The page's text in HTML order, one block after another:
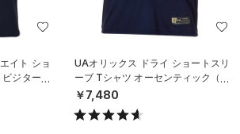
イト ショ
ジター＞
UAオリックス ドライ ショートスリ
ーブ Tシャツ オーセンティック（ベ
ースボール/MEN）
￥7,480